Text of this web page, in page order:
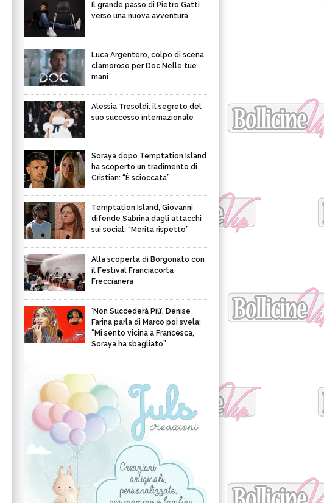
Il grande passo di Pietro Gatti
verso una nuova avventura
Luca Argentero, colpo di scena
clamoroso per Doc Nelle tue
mani
Alessia Tresoldi: il segreto del
suo successo internazionale
Soraya dopo Temptation Island
ha scoperto un tradimento di
Cristian: “È scioccata”
Temptation Island, Giovanni
difende Sabrina dagli attacchi
sui social: “Merita rispetto”
Alla scoperta di Borgonato con
il Festival Franciacorta
Freccianera
‘Non Succederà Più’, Denise
Farina parla di Marco poi svela:
“Mi sento vicina a Francesca,
Soraya ha sbagliato”